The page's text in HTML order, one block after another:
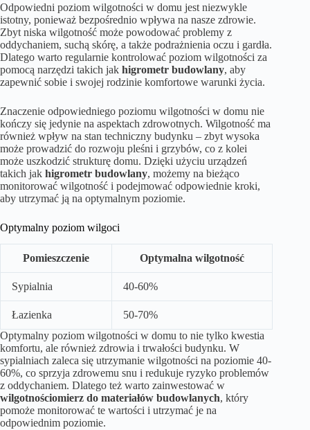
Odpowiedni poziom wilgotności w domu jest niezwykle
istotny, ponieważ bezpośrednio wpływa na nasze zdrowie.
Zbyt niska wilgotność może powodować problemy z
oddychaniem, suchą skórę, a także podrażnienia oczu i gardła.
Dlatego warto regularnie kontrolować poziom wilgotności za
pomocą narzędzi takich jak higrometr budowlany, aby
zapewnić sobie i swojej rodzinie komfortowe warunki życia.
Znaczenie odpowiedniego poziomu wilgotności w domu nie
kończy się jedynie na aspektach zdrowotnych. Wilgotność ma
również wpływ na stan techniczny budynku – zbyt wysoka
może prowadzić do rozwoju pleśni i grzybów, co z kolei
może uszkodzić strukturę domu. Dzięki użyciu urządzeń
takich jak higrometr budowlany, możemy na bieżąco
monitorować wilgotność i podejmować odpowiednie kroki,
aby utrzymać ją na optymalnym poziomie.
Optymalny poziom wilgoci
Pomieszczenie Optymalna wilgotność
Sypialnia 40-60%
Łazienka
50-70%
Optymalny poziom wilgotności w domu to nie tylko kwestia
komfortu, ale również zdrowia i trwałości budynku. W
sypialniach zaleca się utrzymanie wilgotności na poziomie 40-
60%, co sprzyja zdrowemu snu i redukuje ryzyko problemów
z oddychaniem. Dlatego też warto zainwestować w
wilgotnościomierz do materiałów budowlanych, który
pomoże monitorować te wartości i utrzymać je na
odpowiednim poziomie.